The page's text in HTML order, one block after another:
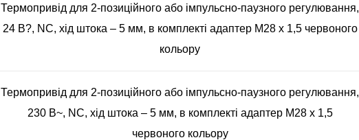
Термопривід для 2-позиційного або імпульсно-паузного регулювання,
24 В?, NC, хід штока – 5 мм, в комплекті адаптер M28 x 1,5 червоного
кольору
Термопривід для 2-позиційного або імпульсно-паузного регулювання,
230 В~, NC, хід штока – 5 мм, в комплекті адаптер M28 x 1,5
червоного кольору